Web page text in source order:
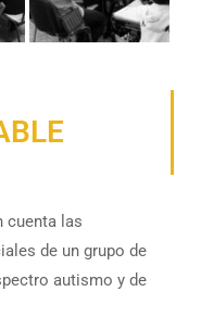
cuenta las
de un grupo de
autismo y de